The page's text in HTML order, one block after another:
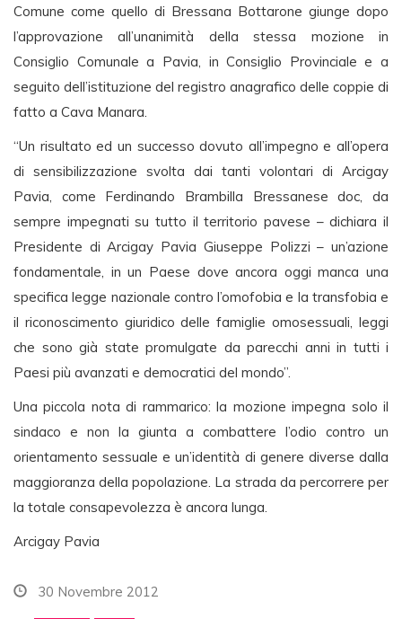
Comune come quello di Bressana Bottarone giunge dopo
l’approvazione all’unanimità della stessa mozione in
Consiglio Comunale a Pavia, in Consiglio Provinciale e a
seguito dell’istituzione del registro anagrafico delle coppie di
fatto a Cava Manara.
“Un risultato ed un successo dovuto all’impegno e all’opera
di sensibilizzazione svolta dai tanti volontari di Arcigay
Pavia, come Ferdinando Brambilla Bressanese doc, da
sempre impegnati su tutto il territorio pavese – dichiara il
Presidente di Arcigay Pavia Giuseppe Polizzi – un’azione
fondamentale, in un Paese dove ancora oggi manca una
specifica legge nazionale contro l’omofobia e la transfobia e
il riconoscimento giuridico delle famiglie omosessuali, leggi
che sono già state promulgate da parecchi anni in tutti i
Paesi più avanzati e democratici del mondo”.
Una piccola nota di rammarico: la mozione impegna solo il
sindaco e non la giunta a combattere l’odio contro un
orientamento sessuale e un’identità di genere diverse dalla
maggioranza della popolazione. La strada da percorrere per
la totale consapevolezza è ancora lunga.
Arcigay Pavia
30 Novembre 2012